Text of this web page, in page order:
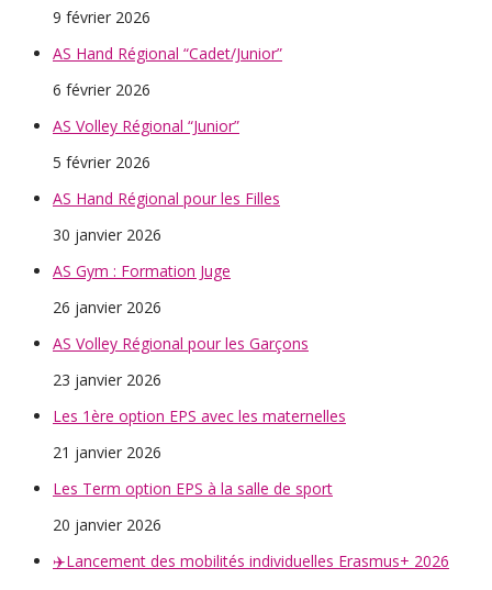
9 février 2026
AS Hand Régional “Cadet/Junior”
6 février 2026
AS Volley Régional “Junior”
5 février 2026
AS Hand Régional pour les Filles
30 janvier 2026
AS Gym : Formation Juge
26 janvier 2026
AS Volley Régional pour les Garçons
23 janvier 2026
Les 1ère option EPS avec les maternelles
21 janvier 2026
Les Term option EPS à la salle de sport
20 janvier 2026
✈️Lancement des mobilités individuelles Erasmus+ 2026